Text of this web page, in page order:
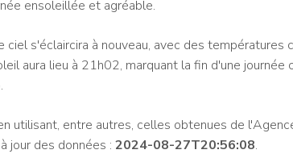
ensoleillée et agréable.
ciel s'éclaircira à nouveau, avec des températures
aura lieu à 21h02, marquant la fin d'une
.
utilisant, entre autres, celles obtenues de
jour des données : 2024-08-27T20:56:08.